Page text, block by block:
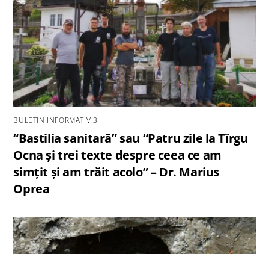
BULETIN INFORMATIV 3
“Bastilia sanitară” sau “Patru zile la Tîrgu
Ocna și trei texte despre ceea ce am
simțit și am trăit acolo” – Dr. Marius
Oprea